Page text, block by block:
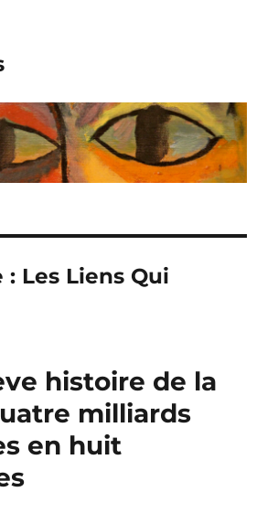
: Les Liens Qui
histoire de la
milliards
en huit